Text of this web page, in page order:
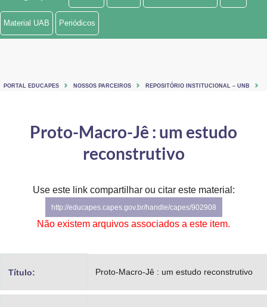
Ministério de Minas e Energia
Secretaria-Geral
Secretaria de Governo
Gabinete de Segurança Institucional
Material UAB Periódicos
PORTAL EDUCAPES NOSSOS PARCEIROS REPOSITÓRIO INSTITUCIONAL – UNB
Proto-Macro-Jê : um estudo
reconstrutivo
Use este link compartilhar ou citar este material:
http://educapes.capes.gov.br/handle/capes/902908
Não existem arquivos associados a este item.
Título: Proto-Macro-Jê : um estudo reconstrutivo